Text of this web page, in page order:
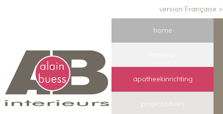
version Française >
home
apotheekinrichting
projectadvies